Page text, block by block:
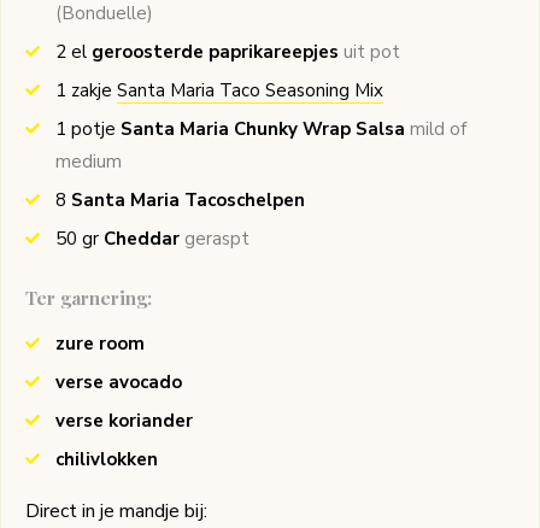
(Bonduelle)
2 el geroosterde paprikareepjes uit pot
1 zakje Santa Maria Taco Seasoning Mix
1 potje Santa Maria Chunky Wrap Salsa mild of
medium
8 Santa Maria Tacoschelpen
50 gr Cheddar geraspt
Ter garnering:
zure room
verse avocado
verse koriander
chilivlokken
Direct in je mandje bij: